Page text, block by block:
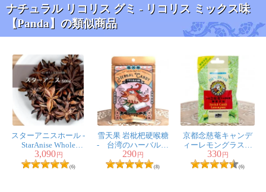
ナチュラル リコリス グミ - リコリス ミックス味
【Panda】の類似商品
スターアニスホール -
StarAnise Whole
【500gパック】
3,090 円
(6)
雪天果 岩枇杷硬喉糖
- 台湾のハーバルキ
ャンディ びわ＆ソ
ルト風味
290 円
(8)
京都念慈菴キャンデ
ィーレモングラス味
[NIN JIOM]
330 円
(6)